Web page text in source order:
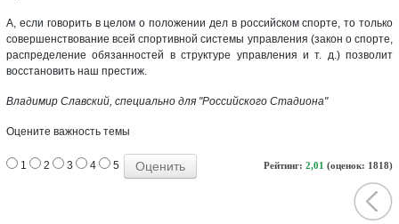
А, если говорить в целом о положении дел в российском спорте, то только
совершенствование всей спортивной системы управления (закон о спорте,
распределение обязанностей в структуре управления и т. д.) позволит
восстановить наш престиж.
Владимир Славский, специально для "Российского Стадиона"
Оцените важность темы
Рейтинг: 2,01 (оценок: 1818)
1 2 3 4 5